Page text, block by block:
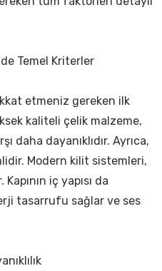
Temel Kriterler
etmeniz gereken ilk
kaliteli çelik malzeme,
daha dayanıklıdır. Ayrıca,
Modern kilit sistemleri,
iç yapısı da
tasarrufu sağlar ve ses